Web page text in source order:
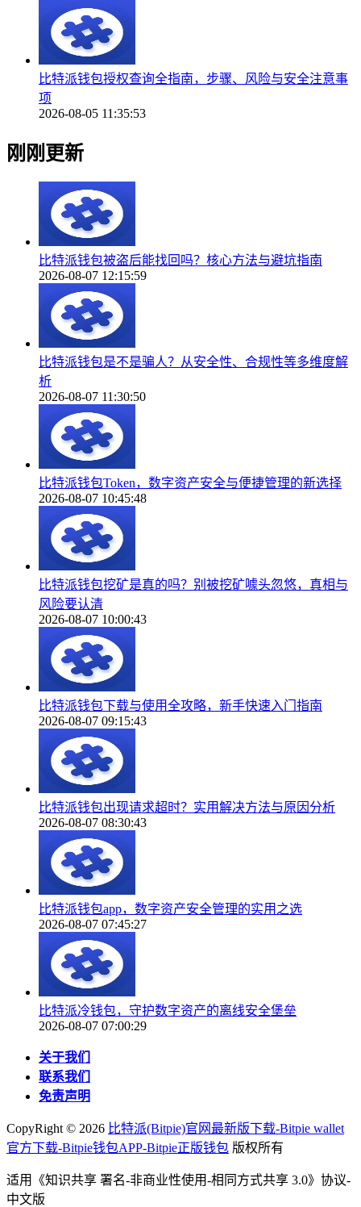
比特派钱包授权查询全指南，步骤、风险与安全注意事
项
2026-08-05 11:35:53
刚刚更新
比特派钱包被盗后能找回吗？核心方法与避坑指南
2026-08-07 12:15:59
比特派钱包是不是骗人？从安全性、合规性等多维度解
析
2026-08-07 11:30:50
比特派钱包Token，数字资产安全与便捷管理的新选择
2026-08-07 10:45:48
比特派钱包挖矿是真的吗？别被挖矿噱头忽悠，真相与
风险要认清
2026-08-07 10:00:43
比特派钱包下载与使用全攻略，新手快速入门指南
2026-08-07 09:15:43
比特派钱包出现请求超时？实用解决方法与原因分析
2026-08-07 08:30:43
比特派钱包app，数字资产安全管理的实用之选
2026-08-07 07:45:27
比特派冷钱包，守护数字资产的离线安全堡垒
2026-08-07 07:00:29
关于我们
联系我们
免责声明
CopyRight © 2026 比特派(Bitpie)官网最新版下载-Bitpie wallet
官方下载-Bitpie钱包APP-Bitpie正版钱包 版权所有
适用《知识共享 署名-非商业性使用-相同方式共享 3.0》协议-
中文版